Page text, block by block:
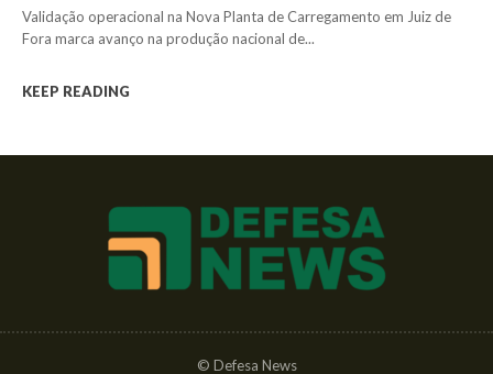
Validação operacional na Nova Planta de Carregamento em Juiz de
Fora marca avanço na produção nacional de...
KEEP READING
© Defesa News